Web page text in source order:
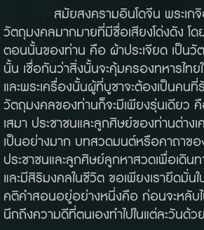
สมัยสงครามอินโดจีน พระเกจิอ
วัตถุมงคลมากมายที่มีชื่อเสียงโด่งดัง โ
ตอนนั้นของท่าน คือ ผ้าประเจียด เป็นวั
นั้น เชื่อกันว่าสิ่งนั้นจะคุ้มครองทหารไท
และพระเครื่องนั้นผู้ที่บูชาจะต้องเป็นคน
วัตถุมงคลของท่านก็จะมีเพียงรุ่นเดียว
เสมา ประชาชนและลูกศิษย์ของท่านต่าง
เป็นอย่างมาก บทสวดมนต์หรือคาถาขอ
ประชาชนและลูกศิษย์ลูกหาสวดเพื่อเดินท
และมีสิริมงคลในชีวิต ขอเพียงเรายึดมั่น
คติคำสอนอยู่อย่างหนึ่งคือ ก่อนจะหลับ
นึกถึงความดีที่ตนเองทำไปในแต่ละวันด้วย